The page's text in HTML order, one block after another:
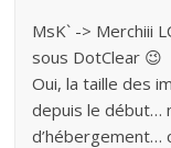
MsK` -> Merchiii
sous DotClear 😉
Oui, la taille des
depuis le début…
d’hébergement…